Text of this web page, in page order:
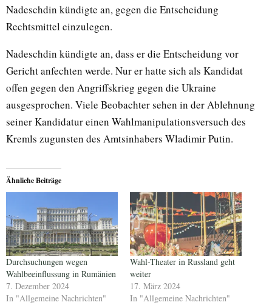
Nadeschdin kündigte an, gegen die Entscheidung
Rechtsmittel einzulegen.
Nadeschdin kündigte an, dass er die Entscheidung vor
Gericht anfechten werde. Nur er hatte sich als Kandidat
offen gegen den Angriffskrieg gegen die Ukraine
ausgesprochen. Viele Beobachter sehen in der Ablehnung
seiner Kandidatur einen Wahlmanipulationsversuch des
Kremls zugunsten des Amtsinhabers Wladimir Putin.
Ähnliche Beiträge
Durchsuchungen wegen
Wahlbeeinflussung in Rumänien
7. Dezember 2024
In "Allgemeine Nachrichten"
Wahl-Theater in Russland geht
weiter
17. März 2024
In "Allgemeine Nachrichten"